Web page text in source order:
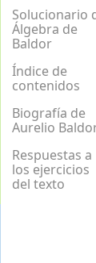
Solucionario
Álgebra de
Baldor
Índice de
contenidos
Biografía de
Aurelio
Respuestas a
los ejercicios
del texto